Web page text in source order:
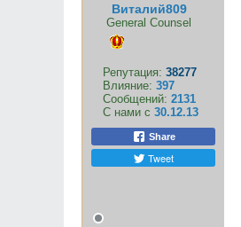
Виталий809
General Counsel
Репутация: 38277
Влияние: 397
Сообщений: 2131
С нами с 30.12.13
Share
Tweet